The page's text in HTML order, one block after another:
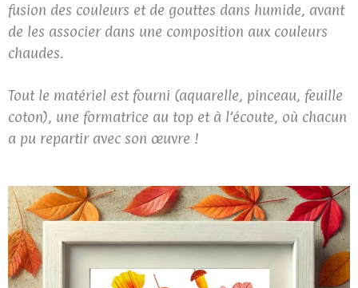
fusion des couleurs et de gouttes dans humide, avant
de les associer dans une composition aux couleurs
chaudes.
Tout le matériel est fourni (aquarelle, pinceau, feuille
coton), une formatrice au top et à l’écoute, où chacun
a pu repartir avec son œuvre !